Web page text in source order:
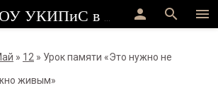
menu
search
person
» 12 » Урок памяти «Это нужно не
живым»